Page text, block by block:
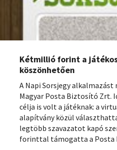
Kétmillió forint a
köszönhetően
A Napi Sorsjegy alkalmazást
Magyar Posta Biztosító Zrt.
célja is volt a játéknak: a
alapítvány közül
legtöbb szavazatot kapó
forinttal támogatta a Posta